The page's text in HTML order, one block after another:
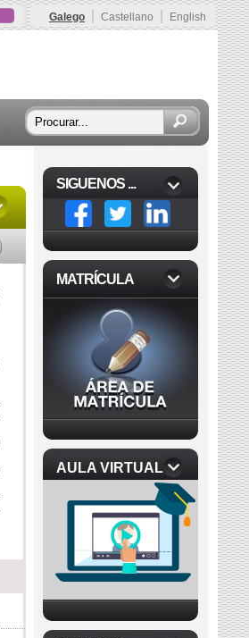
Galego Castellano English
SIGUENOS ...
MATRÍCULA
AULA VIRTUAL